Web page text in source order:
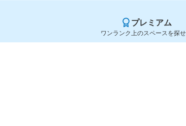
プレミアム
ワンランク上のスペースを探